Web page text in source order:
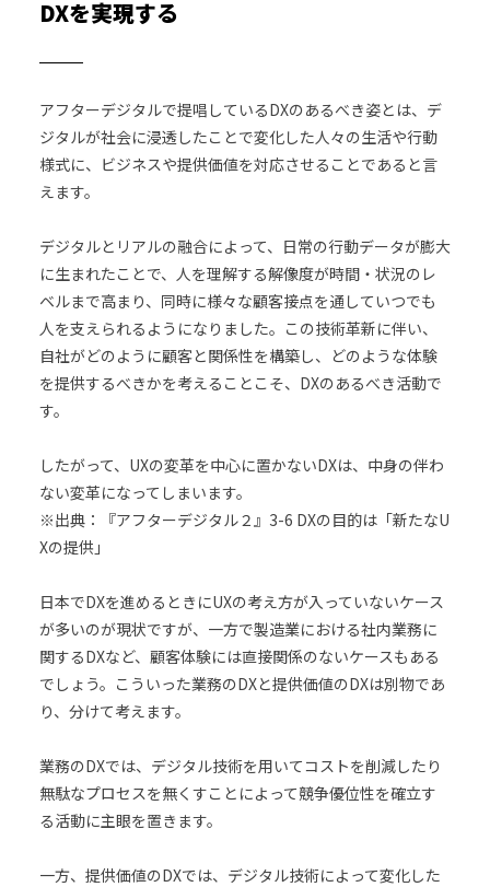
DXを実現する
アフターデジタルで提唱しているDXのあるべき姿とは、デ
ジタルが社会に浸透したことで変化した人々の生活や行動
様式に、ビジネスや提供価値を対応させることであると言
えます。
デジタルとリアルの融合によって、日常の行動データが膨大
に生まれたことで、人を理解する解像度が時間・状況のレ
ベルまで高まり、同時に様々な顧客接点を通していつでも
人を支えられるようになりました。この技術革新に伴い、
自社がどのように顧客と関係性を構築し、どのような体験
を提供するべきかを考えることこそ、DXのあるべき活動で
す。
したがって、UXの変革を中心に置かないDXは、中身の伴わ
ない変革になってしまいます。
※出典：『アフターデジタル２』3-6 DXの目的は「新たなU
Xの提供」
日本でDXを進めるときにUXの考え方が入っていないケース
が多いのが現状ですが、一方で製造業における社内業務に
関するDXなど、顧客体験には直接関係のないケースもある
でしょう。こういった業務のDXと提供価値のDXは別物であ
り、分けて考えます。
業務のDXでは、デジタル技術を用いてコストを削減したり
無駄なプロセスを無くすことによって競争優位性を確立す
る活動に主眼を置きます。
一方、提供価値のDXでは、デジタル技術によって変化した